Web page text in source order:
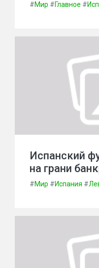
#Мир #Главное #
Испанский
на грани
#Мир #Испания #